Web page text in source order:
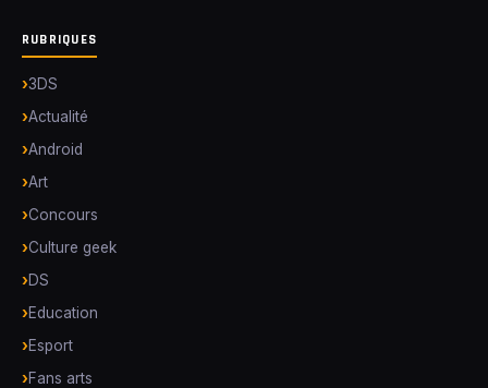
RUBRIQUES
3DS
Actualité
Android
Art
Concours
Culture geek
DS
Education
Esport
Fans arts